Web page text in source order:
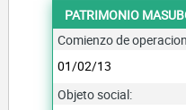
PATRIMONIO
Comienzo de
01/02/13
Objeto social: